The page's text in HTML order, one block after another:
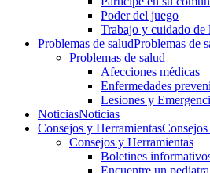
Poder del juego
Trabajo y cuidado de
Problemas de saludProblemas de
Problemas de salud
Afecciones médicas
Enfermedades
Lesiones y
NoticiasNoticias
Consejos y Herramientas
Consejos y Herramientas
Boletines
Encuentre un pediatra